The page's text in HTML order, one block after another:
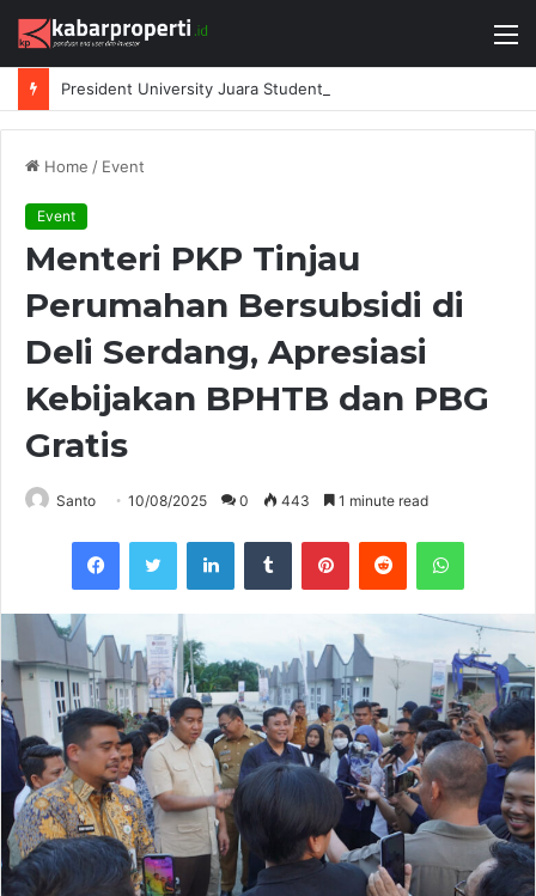
Home / Event
Event
Menteri PKP Tinjau
Perumahan Bersubsidi di
Deli Serdang, Apresiasi
Kebijakan BPHTB dan PBG
Gratis
Santo 10/08/2025 0 443 1 minute read
FacebookTwitter LinkedInTumblr PinterestReddit